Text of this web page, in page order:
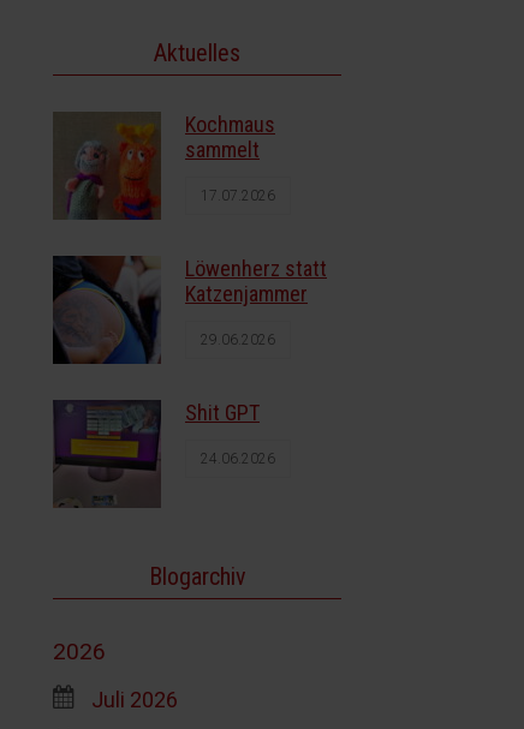
Aktuelles
Kochmaus
sammelt
17.07.2026
Löwenherz statt
Katzenjammer
29.06.2026
Shit GPT
24.06.2026
Blogarchiv
2026
Juli 2026